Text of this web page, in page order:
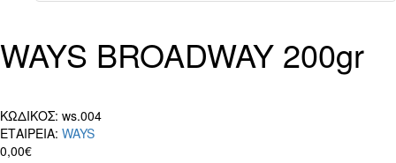
WAYS BROADWAY 200gr
ΚΩΔΙΚΟΣ: ws.004
ΕΤΑΙΡΕΙΑ: WAYS
0,00€